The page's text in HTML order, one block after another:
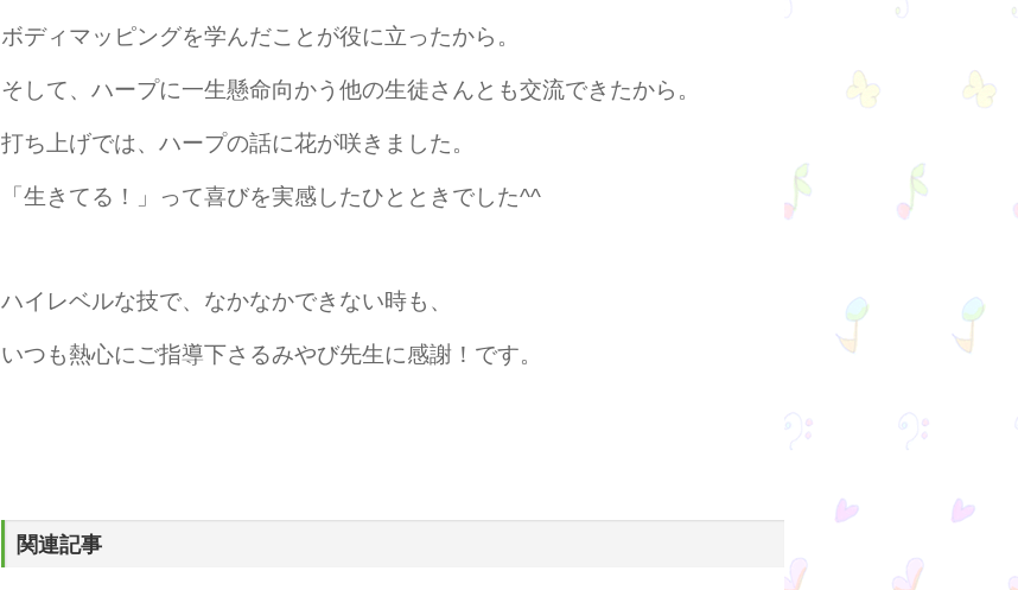
ボディマッピングを学んだことが役に立ったから。
そして、ハープに一生懸命向かう他の生徒さんとも交流できたから。
打ち上げでは、ハープの話に花が咲きました。
「生きてる！」って喜びを実感したひとときでした^^
ハイレベルな技で、なかなかできない時も、
いつも熱心にご指導下さるみやび先生に感謝！です。
関連記事